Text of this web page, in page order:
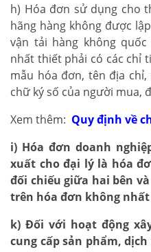
h) Hóa đơn sử dụng cho
hãng hàng không được
vận tải hàng không
nhất thiết phải có các chỉ
mẫu hóa đơn, tên địa
chữ ký số của người mua,
Xem thêm: Quy định về
i) Hóa đơn doanh
xuất cho đại lý là hóa
đối chiếu giữa hai bên
trên hóa đơn không
k) Đối với hoạt động
cung cấp sản phẩm,